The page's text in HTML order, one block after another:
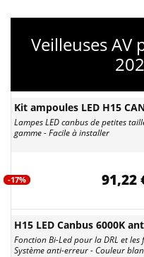
Veilleuses AV
Kit ampoules LED H15
Lampes LED canbus de petites
gamme - Facile à installer
-17% 91,22
H15 LED Canbus 6000K
Fonction Bi-Led pour la DRL et
Système anti-erreur - Couleur